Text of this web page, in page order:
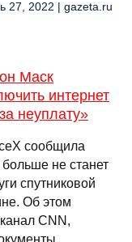
27, 2022 | gazeta.ru
Маск
интернет
неуплату»
сообщила
больше не станет
спутниковой
Об этом
CNN,